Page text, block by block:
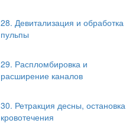
28. Девитализация и обработка
пульпы
29. Распломбировка и
расширение каналов
30. Ретракция десны, остановка
кровотечения